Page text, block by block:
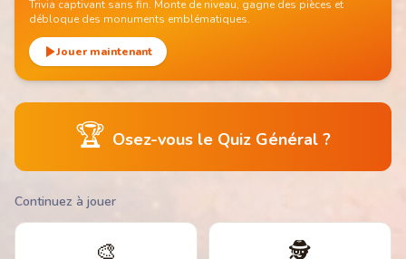
Trivia captivant sans fin. Monte de niveau, gagne des pièces et
débloque des monuments emblématiques.
Jouer maintenant
🏆 Osez-vous le Quiz Général ?
Continuez à jouer
🎨 🕵️